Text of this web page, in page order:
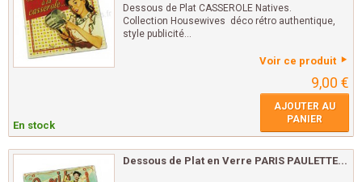
Dessous de Plat CASSEROLE Natives.
Collection Housewives déco rétro authentique,
style publicité...
Voir ce produit
9,00 €
En stock
AJOUTER AU
PANIER
Dessous de Plat en Verre PARIS PAULETTE...